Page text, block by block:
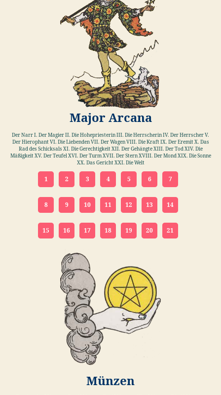
Major Arcana
Der Narr I. Der Magier II. Die Hohepriesterin III. Die Herrscherin IV. Der Herrscher V.
Der Hierophant VI. Die Liebenden VII. Der Wagen VIII. Die Kraft IX. Der Eremit X. Das
Rad des Schicksals XI. Die Gerechtigkeit XII. Der Gehängte XIII. Der Tod XIV. Die
Mäßigkeit XV. Der Teufel XVI. Der Turm XVII. Der Stern XVIII. Der Mond XIX. Die Sonne
XX. Das Gericht XXI. Die Welt
1 2 3 4 5 6 7
8 9 10 11 12 13 14
15 16 17 18 19 20 21
Münzen